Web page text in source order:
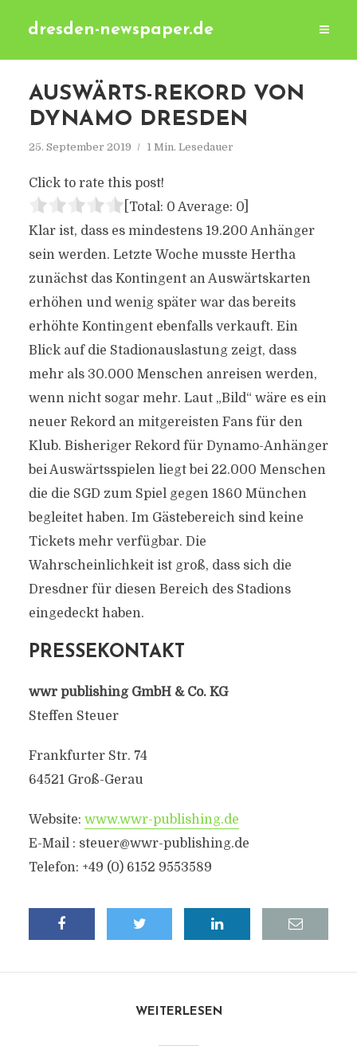
dresden-newspaper.de
AUSWÄRTS-REKORD VON
DYNAMO DRESDEN
25. September 2019 1 Min. Lesedauer
Click to rate this post!
[Total: 0 Average: 0]
Klar ist, dass es mindestens 19.200 Anhänger
sein werden. Letzte Woche musste Hertha
zunächst das Kontingent an Auswärtskarten
erhöhen und wenig später war das bereits
erhöhte Kontingent ebenfalls verkauft. Ein
Blick auf die Stadionauslastung zeigt, dass
mehr als 30.000 Menschen anreisen werden,
wenn nicht sogar mehr. Laut „Bild“ wäre es ein
neuer Rekord an mitgereisten Fans für den
Klub. Bisheriger Rekord für Dynamo-Anhänger
bei Auswärtsspielen liegt bei 22.000 Menschen
die die SGD zum Spiel gegen 1860 München
begleitet haben. Im Gästebereich sind keine
Tickets mehr verfügbar. Die
Wahrscheinlichkeit ist groß, dass sich die
Dresdner für diesen Bereich des Stadions
eingedeckt haben.
PRESSEKONTAKT
wwr publishing GmbH & Co. KG
Steffen Steuer
Frankfurter Str. 74
64521 Groß-Gerau
Website: www.wwr-publishing.de
E-Mail : steuer@wwr-publishing.de
Telefon: +49 (0) 6152 9553589
WEITERLESEN